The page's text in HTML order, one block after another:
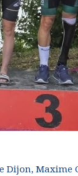
Dijon, Maxime